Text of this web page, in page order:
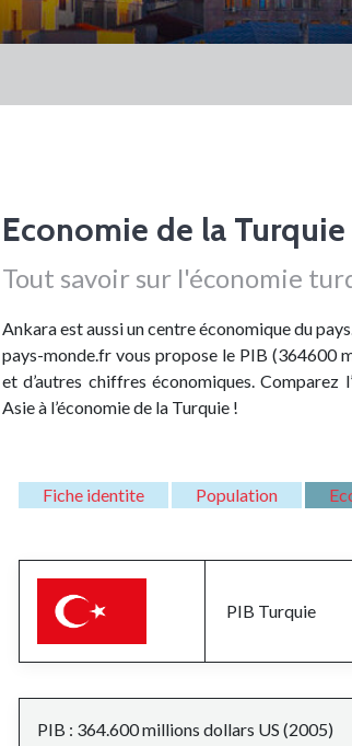
Economie de la Turquie
Tout savoir sur l'économie
Ankara est aussi un centre économique du
pays-monde.fr vous propose le PIB (364600
et d’autres chiffres économiques. Comparez
Asie à l’économie de la Turquie !
Fiche identite Population
PIB Turquie
PIB : 364.600 millions dollars US (2005)